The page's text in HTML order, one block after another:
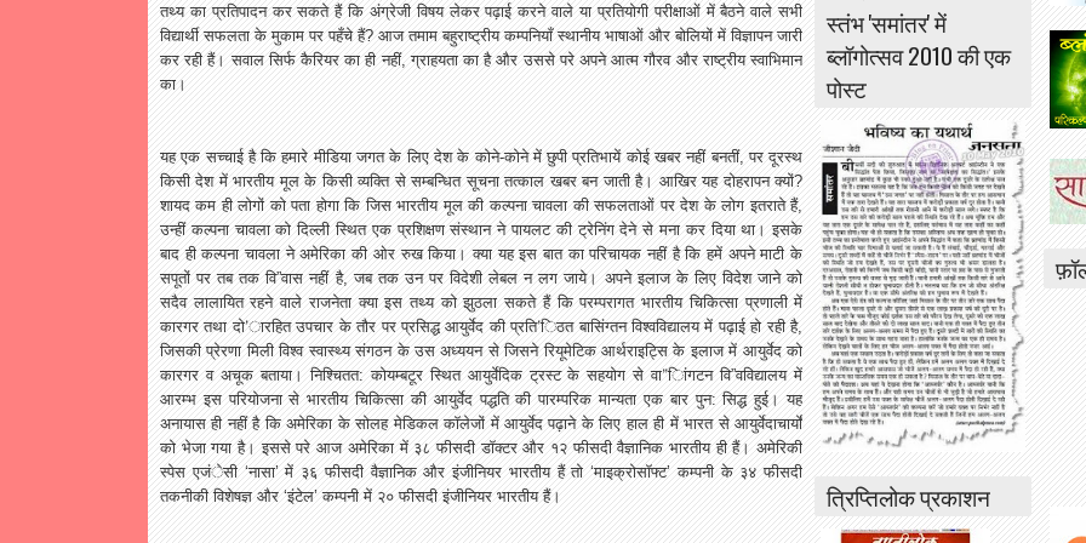
तथ्य का प्रतिपादन कर सकते हैं कि अंग्रेजी विषय लेकर पढ़ाई करने वाले या प्रतियोगी परीक्षाओं में बैठने वाले सभी
विद्यार्थी सफलता के मुकाम पर पहँचे हैं?आज तमाम बहुराष्ट्रीय कम्पनियाँ स्थानीय भाषाओं और बोलियों में विज्ञापन जारी
कर रही हैं। सवाल सिर्फ कैरियर का ही नहीं,ग्राहयता का है और उससे परे अपने आत्म गौरव और राष्ट्रीय स्वाभिमान
का।
यह एक सच्चाई है कि हमारे मीडिया जगत के लिए देश के कोने-कोने में छुपी प्रतिभायें कोई खबर नहीं बनतीं,पर दूरस्थ
किसी देश में भारतीय मूल के किसी व्यक्ति से सम्बन्धित सूचना तत्काल खबर बन जाती है। आखिर यह दोहरापन क्यों?
शायद कम ही लोगों को पता होगा कि जिस भारतीय मूल की कल्पना चावला की सफलताओं पर देश के लोग इतराते हैं,
उन्हीं कल्पना चावला को दिल्ली स्थित एक प्रशिक्षण संस्थान ने पायलट की ट्रेनिंग देने से मना कर दिया था। इसके
बाद ही कल्पना चावला ने अमेरिका की ओर रुख किया। क्या यह इस बात का परिचायक नहीं है कि हमें अपने माटी के
सपूतों पर तब तक वि”वास नहीं है,जब तक उन पर विदेशी लेबल न लग जाये। अपने इलाज के लिए विदेश जाने को
सदैव लालायित रहने वाले राजनेता क्या इस तथ्य को झुठला सकते हैं कि परम्परागत भारतीय चिकित्सा प्रणाली में
कारगर तथा दो’ारहित उपचार के तौर पर प्रसिद्ध आयुर्वेद की प्रति’िठत बासिंग्तन विश्वविद्यालय में पढ़ाई हो रही है,
जिसकी प्रेरणा मिली विश्व स्वास्थ्य संगठन के उस अध्ययन से जिसने रियूमेटिक आर्थराइट्सि के इलाज में आयुर्वेद को
कारगर व अचूक बताया। निश्चितत:कोयम्बटूर स्थित आयुर्वेदिक ट्रस्ट के सहयोग से वा”िांगटन वि”वविद्यालय में
आरम्भ इस परियोजना से भारतीय चिकित्सा की आयुर्वेद पद्धति की पारम्परिक मान्यता एक बार पुन:सिद्ध हुई। यह
अनायास ही नहीं है कि अमेरिका के सोलह मेडिकल कॉलेजों में आयुर्वेद पढ़ाने के लिए हाल ही में भारत से आयुर्वेदाचार्यों
को भेजा गया है। इससे परे आज अमेरिका में ३८ फीसदी डॉक्टर और १२ फीसदी वैज्ञानिक भारतीय ही हैं। अमेरिकी
स्पेस एजंेसी‘नासा’में ३६ फीसदी वैज्ञानिक और इंजीनियर भारतीय हैं तो‘माइक्रोसॉफ्ट’कम्पनी के ३४ फीसदी
तकनीकी विशेषज्ञ और‘इंटेल’कम्पनी में २० फीसदी इंजीनियर भारतीय हैं।
स्तंभ 'समांतर' में
ब्लॉगोत्सव 2010 की एक
पोस्ट
त्रिप्तिलोक प्रकाशन